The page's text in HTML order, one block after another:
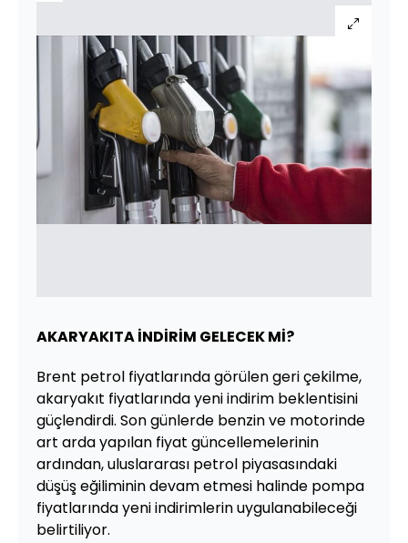
AKARYAKITA İNDİRİM GELECEK Mİ?
Brent petrol fiyatlarında görülen geri çekilme,
akaryakıt fiyatlarında yeni indirim beklentisini
güçlendirdi. Son günlerde benzin ve motorinde
art arda yapılan fiyat güncellemelerinin
ardından, uluslararası petrol piyasasındaki
düşüş eğiliminin devam etmesi halinde pompa
fiyatlarında yeni indirimlerin uygulanabileceği
belirtiliyor.